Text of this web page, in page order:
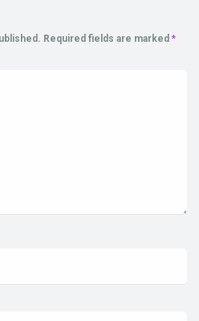
Required fields are marked *